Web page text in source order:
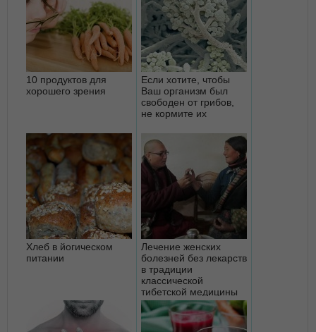
10 продуктов для
хорошего зрения
Если хотите, чтобы
Ваш организм был
свободен от грибов,
не кормите их
Хлеб в йогическом
питании
Лечение женских
болезней без лекарств
в традиции
классической
тибетской медицины